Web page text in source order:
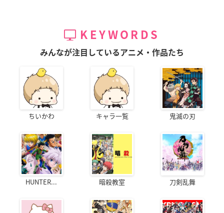
KEYWORDS
みんなが注目しているアニメ・作品たち
ちいかわ キャラ一覧 鬼滅の刃
HUNTER... 暗殺教室 刀剣乱舞